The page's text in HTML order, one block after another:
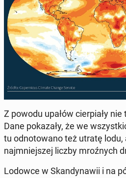
Z powodu upałów cier­pi­ały
Dane pokaza­ły, że we
tu odno­towano też utratę lodu,
na­jm­niejszej liczby mroźnych
Lodowce w Skan­dy­nawii i na